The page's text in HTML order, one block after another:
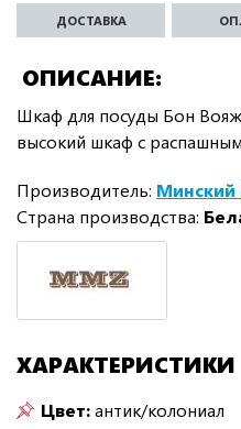
ОПИСАНИЕ
ДОСТАВКА
Шкаф для посуды Бон
высокий шкаф с
Производитель:
Страна производства:
ХАРАКТЕРИСТИКИ
Цвет:антик/колониал